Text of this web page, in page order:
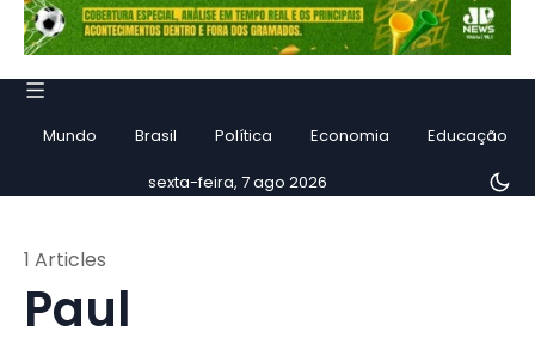
Mundo Brasil Política Economia Educação
sexta-feira, 7 ago 2026
Paul
1 Articles